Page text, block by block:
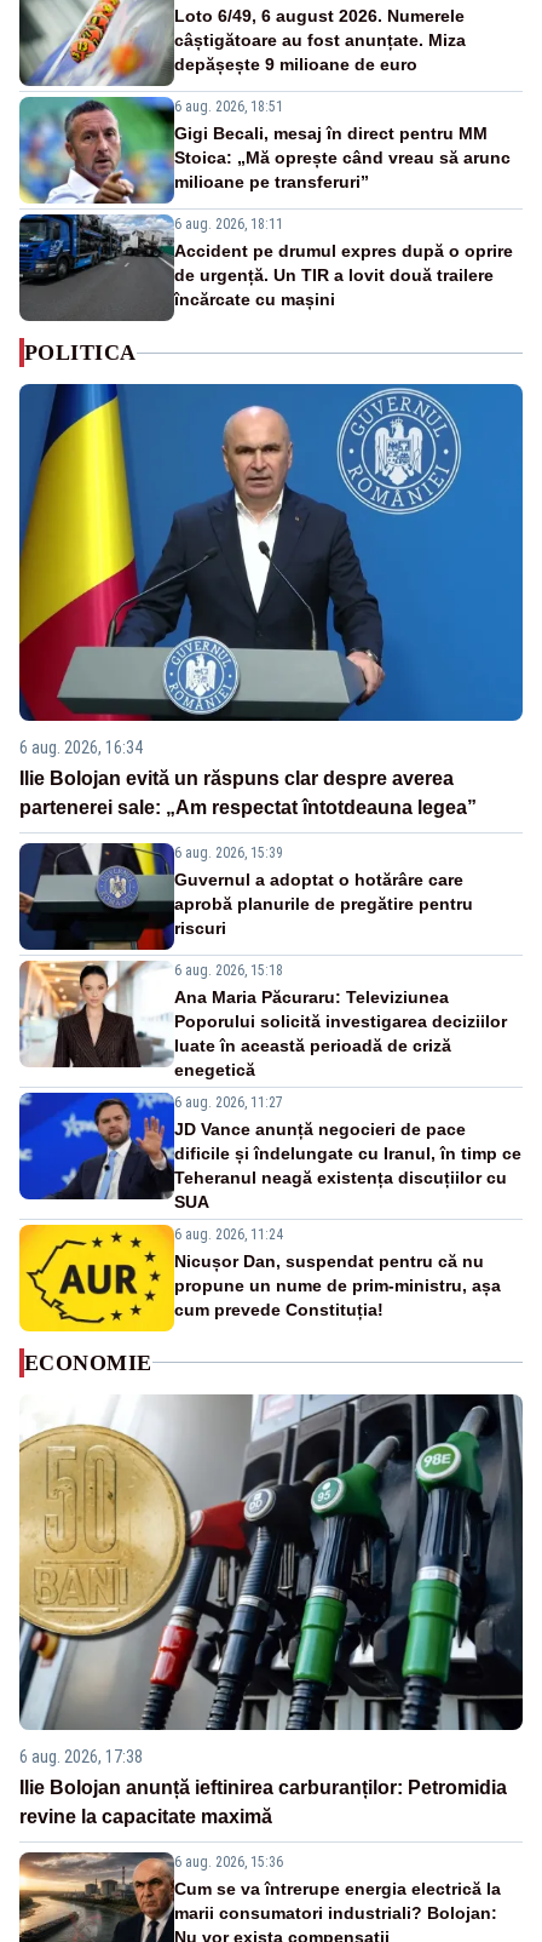
Loto 6/49, 6 august 2026. Numerele
câștigătoare au fost anunțate. Miza
depășește 9 milioane de euro
6 aug. 2026, 18:51
Gigi Becali, mesaj în direct pentru MM
Stoica: „Mă oprește când vreau să arunc
milioane pe transferuri”
6 aug. 2026, 18:11
Accident pe drumul expres după o oprire
de urgență. Un TIR a lovit două trailere
încărcate cu mașini
POLITICA
6 aug. 2026, 16:34
Ilie Bolojan evită un răspuns clar despre averea
partenerei sale: „Am respectat întotdeauna legea”
6 aug. 2026, 15:39
Guvernul a adoptat o hotărâre care
aprobă planurile de pregătire pentru
riscuri
6 aug. 2026, 15:18
Ana Maria Păcuraru: Televiziunea
Poporului solicită investigarea deciziilor
luate în această perioadă de criză
enegetică
6 aug. 2026, 11:27
JD Vance anunță negocieri de pace
dificile și îndelungate cu Iranul, în timp ce
Teheranul neagă existența discuțiilor cu
SUA
6 aug. 2026, 11:24
Nicușor Dan, suspendat pentru că nu
propune un nume de prim-ministru, așa
cum prevede Constituția!
ECONOMIE
6 aug. 2026, 17:38
Ilie Bolojan anunță ieftinirea carburanților: Petromidia
revine la capacitate maximă
6 aug. 2026, 15:36
Cum se va întrerupe energia electrică la
marii consumatori industriali? Bolojan:
Nu vor exista compensații